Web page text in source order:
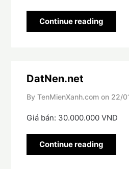
Continue reading
DatNen.net
By TenMienXanh.com on 22/
Giá bán: 30.000.000 VND
Continue reading